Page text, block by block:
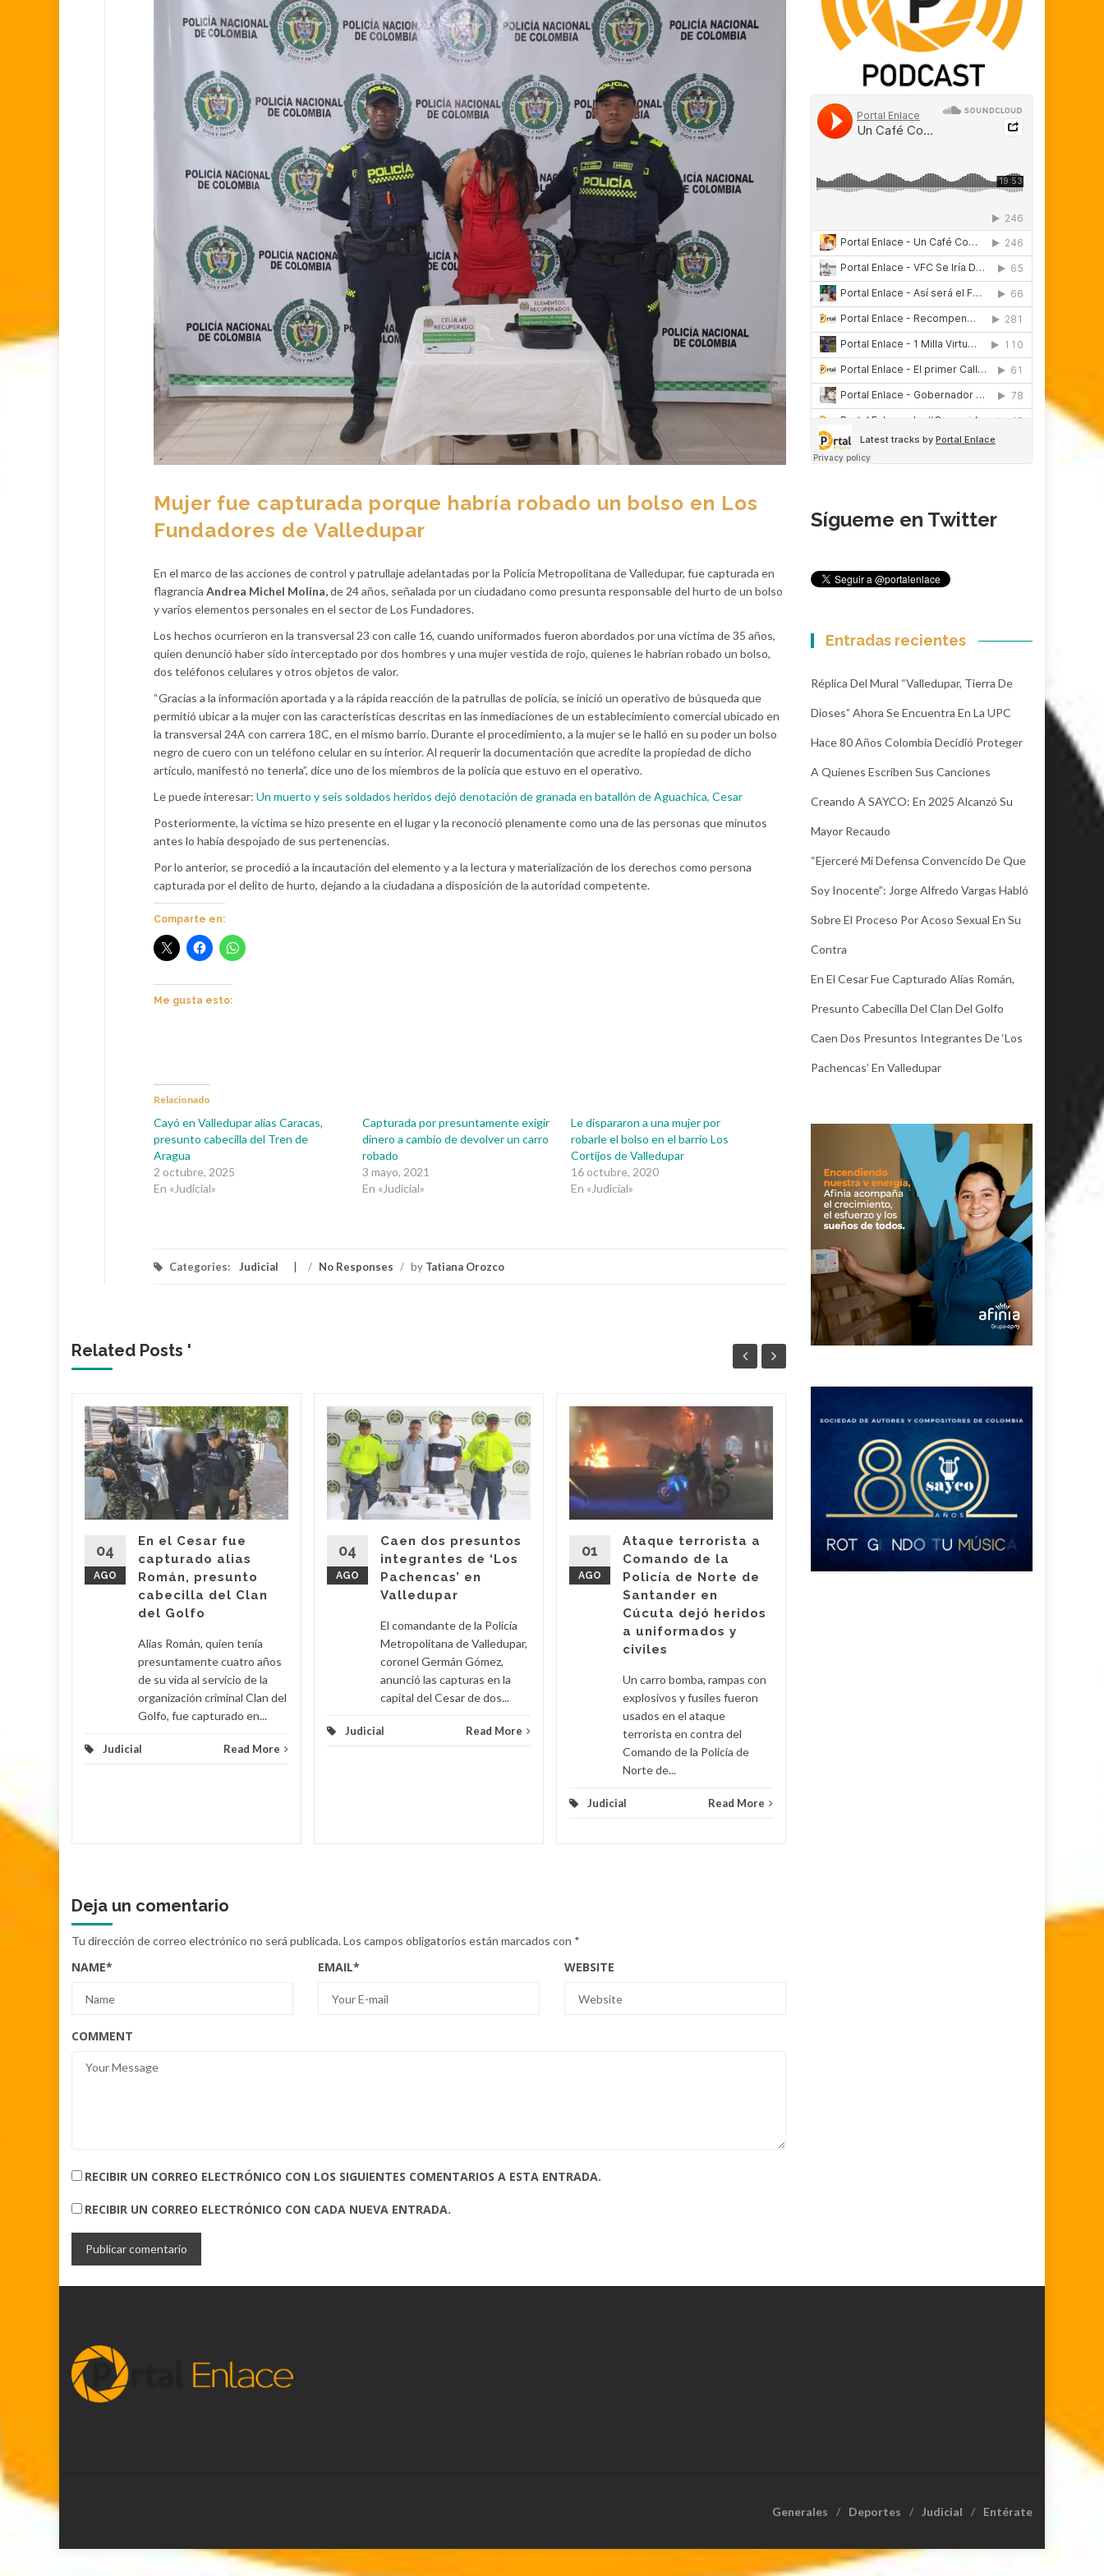
Mujer fue capturada porque habría robado un bolso en Los
Fundadores de Valledupar
En el marco de las acciones de control y patrullaje adelantadas por la Policía Metropolitana de Valledupar, fue capturada en
flagrancia Andrea Michel Molina,de 24 años, señalada por un ciudadano como presunta responsable del hurto de un bolso
y varios elementos personales en el sector de Los Fundadores.
Los hechos ocurrieron en la transversal 23 con calle 16, cuando uniformados fueron abordados por una víctima de 35 años,
quien denunció haber sido interceptado por dos hombres y una mujer vestida de rojo, quienes le habrían robado un bolso,
dos teléfonos celulares y otros objetos de valor.
“Gracias a la información aportada y a la rápida reacción de la patrullas de policía, se inició un operativo de búsqueda que
permitió ubicar a la mujer con las características descritas en las inmediaciones de un establecimiento comercial ubicado en
la transversal 24A con carrera 18C, en el mismo barrio. Durante el procedimiento, a la mujer se le halló en su poder un bolso
negro de cuero con un teléfono celular en su interior. Al requerir la documentación que acredite la propiedad de dicho
artículo, manifestó no tenerla”, dice uno de los miembros de la policía que estuvo en el operativo.
Le puede interesar: Un muerto y seis soldados heridos dejó denotación de granada en batallón de Aguachica, Cesar
Posteriormente, la víctima se hizo presente en el lugar y la reconoció plenamente como una de las personas que minutos
antes lo había despojado de sus pertenencias.
Por lo anterior, se procedió a la incautación del elemento y a la lectura y materialización de los derechos como persona
capturada por el delito de hurto, dejando a la ciudadana a disposición de la autoridad competente.
Comparte en:
Me gusta esto:
Relacionado
Cayó en Valledupar alias Caracas,
presunto cabecilla del Tren de
Aragua
2 octubre, 2025
En «Judicial»
Capturada por presuntamente exigir
dinero a cambio de devolver un carro
robado
3 mayo, 2021
En «Judicial»
Le dispararon a una mujer por
robarle el bolso en el barrio Los
Cortijos de Valledupar
16 octubre, 2020
En «Judicial»
Categories: Judicial / No Responses / by Tatiana Orozco
Related Posts '
04
AGO
En el Cesar fue
capturado alias
Román, presunto
cabecilla del Clan
del Golfo
Alias Román, quien tenía
presuntamente cuatro años
de su vida al servicio de la
organización criminal Clan del
Golfo, fue capturado en...
Judicial Read More
04
AGO
Caen dos presuntos
integrantes de ‘Los
Pachencas’ en
Valledupar
El comandante de la Policía
Metropolitana de Valledupar,
coronel Germán Gómez,
anunció las capturas en la
capital del Cesar de dos...
Judicial Read More
01
AGO
Ataque terrorista a
Comando de la
Policía de Norte de
Santander en
Cúcuta dejó heridos
a uniformados y
civiles
Un carro bomba, rampas con
explosivos y fusiles fueron
usados en el ataque
terrorista en contra del
Comando de la Policía de
Norte de...
Judicial Read More
captura de Deimer,
el hombre capturado
por intento de
asesinato de la
empleada de Super
Giros en Valledupar
Un juez con funciones de
Deja un comentario
Tu dirección de correo electrónico no será publicada.Los campos obligatorios están marcados con *
NAME* EMAIL* WEBSITE
COMMENT
RECIBIR UN CORREO ELECTRÓNICO CON LOS SIGUIENTES COMENTARIOS A ESTA ENTRADA.
RECIBIR UN CORREO ELECTRÓNICO CON CADA NUEVA ENTRADA.
Sígueme en Twitter
Entradas recientes
Réplica Del Mural “Valledupar, Tierra De
Dioses” Ahora Se Encuentra En La UPC
Hace 80 Años Colombia Decidió Proteger
A Quienes Escriben Sus Canciones
Creando A SAYCO: En 2025 Alcanzó Su
Mayor Recaudo
“Ejerceré Mi Defensa Convencido De Que
Soy Inocente”: Jorge Alfredo Vargas Habló
Sobre El Proceso Por Acoso Sexual En Su
Contra
En El Cesar Fue Capturado Alias Román,
Presunto Cabecilla Del Clan Del Golfo
Caen Dos Presuntos Integrantes De ‘Los
Pachencas’ En Valledupar
Generales Deportes Judicial Entérate